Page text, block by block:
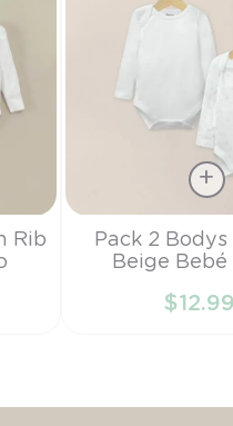
Rib
Talla
AÑADIR AL
Pack 2
Beige Bebé
$12.